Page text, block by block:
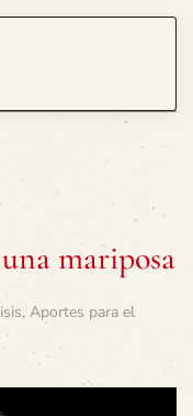
mariposa
, Aportes para el